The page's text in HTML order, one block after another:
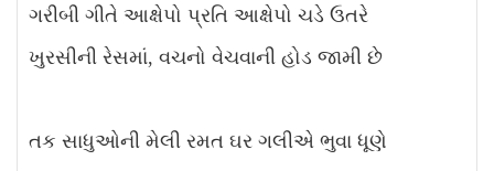
ગરીબી ગીતે આક્ષેપો પ્રતિ આક્ષેપો ચડે ઉતરે
ખુરસીની રેસમાં, વચનો વેચવાની હોડ જામી છે
તક સાધુઓની મેલી રમત ઘર ગલીએ ભુવા ધૂણે